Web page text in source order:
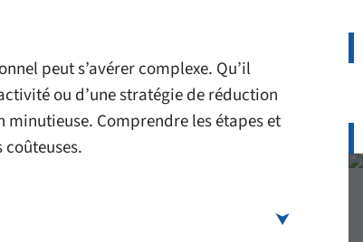
peut s’avérer complexe. Qu’il
ou d’une stratégie de réduction
Comprendre les étapes et